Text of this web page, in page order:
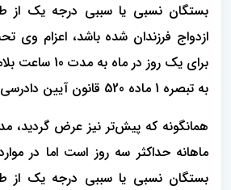
بستگان نسبی یا سببی درجه یک از
ازدواج فرزندان شده باشد، اعزام وی
برای یک روز در
به تبصره 1 ماده 520 قانون آیین دادرسی کیفری)
همانگونه که پیش‌تر نیز عرض گردید،
ماهانه حداکثر سه روز است اما در
بستگان نسبی یا سببی درجه یک از